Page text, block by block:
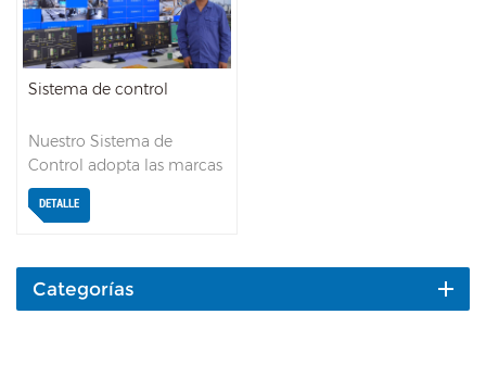
Sistema de control
Nuestro Sistema de
Control adopta las marcas
Siemens, ABB, Supcon,
Hollysys, Honeywell o
marcas internacionales,
como el medidor de flujo
DETALLE
Categorías